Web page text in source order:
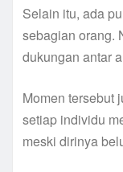
Selain itu, ada
sebagian orang.
dukungan antar
Momen tersebut
setiap individu
meski dirinya